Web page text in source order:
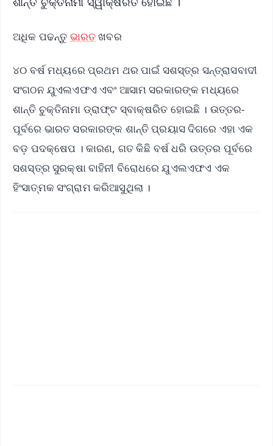
ଅଧିକ ପଢନ୍ତୁ ଭାରତଖବର
୪୦ ବର୍ଷ ମଧ୍ୟରେ ପ୍ରଥମ ଥର ପାଇଁ ସଶସ୍ତ୍ର ସନ୍ତ୍ରାସବାଦୀ
ସଂଗଠନ ଯୁଏଲଏଫଏ ଏବଂ ଆସାମ ସରକାରଙ୍କ ମଧ୍ୟରେ
ଶାନ୍ତି ଚୁକ୍ତିନାମା ଡ୍ରାଫ୍ଟ ସ୍ବାକ୍ଷରିତ ହୋଇଛି । ଉତ୍ତର-
ପୂର୍ବରେ ଭାରତ ସରକାରଙ୍କ ଶାନ୍ତି ପ୍ରୟାସ ଦିଗରେ ଏହା ଏକ
ବଡ଼ ପଦକ୍ଷେପ । କାରଣ, ଗତ କିଛି ବର୍ଷ ଧରି ଉତ୍ତର ପୂର୍ବରେ
ସଶସ୍ତ୍ର ସୁରକ୍ଷା ବାହିନୀ ବିରୋଧରେ ଯୁଏଲଏଫଏ ଏକ
ହିଂସାତ୍ମକ ସଂଗ୍ରାମ କରିଆସୁଥିଲା ।